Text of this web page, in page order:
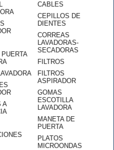
A
CABLES
CEPILLOS DE
DIENTES
CORREAS
LAVADORAS-
SECADORAS
FILTROS
FILTROS
ASPIRADOR
GOMAS
ESCOTILLA
LAVADORA
MANETA DE
PUERTA
PLATOS
MICROONDAS